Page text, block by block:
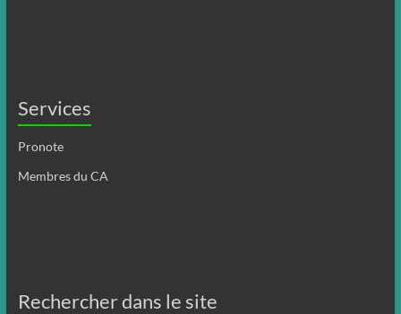
Services
Pronote
Membres du CA
Rechercher dans le site